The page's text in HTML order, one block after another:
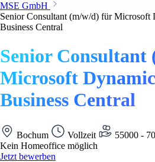
MSE GmbH
Senior Consultant (m/w/d) für
Business Central
Senior
Microsoft
Business Central
Bochum Vollzeit
55000 -
Kein Homeoffice möglich
Jetzt bewerben